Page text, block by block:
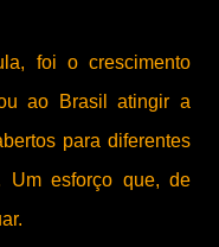
foi o crescimento
ao Brasil atingir a
para diferentes
Um esforço que, de